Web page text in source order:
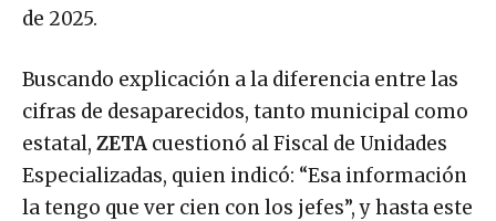
de 2025.
Buscando explicación a la diferencia entre las
cifras de desaparecidos, tanto municipal como
estatal, ZETA cuestionó al Fiscal de Unidades
Especializadas, quien indicó: “Esa información
la tengo que ver cien con los jefes”, y hasta este